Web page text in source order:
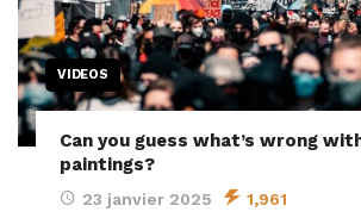
VIDEOS
Can you guess what’s wrong
paintings?
23 janvier 2025 1,961